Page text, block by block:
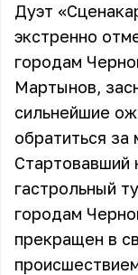
Дуэт
экстренно
городам
Мартынов,
сильнейшие
обратиться
гастрольный
городам
прекращен в